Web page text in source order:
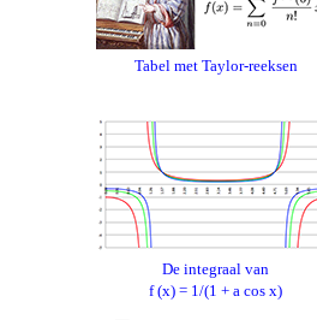
Tabel met Taylor-reeksen
De integraal van
f (x) = 1/(1 + a cos x)